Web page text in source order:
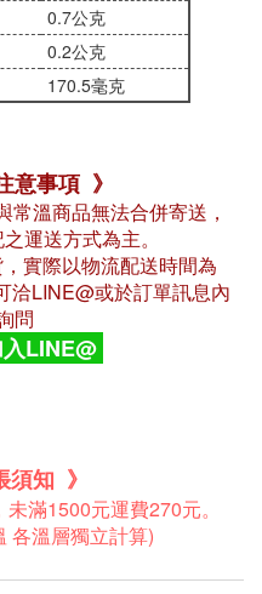
0.7公克
0.2公克
170.5毫克
意事項 》
溫商品無法合併寄送，
運送方式為主。
實際以物流配送時間為
洽LINE@或於訂單訊息內
問
LINE@
須知 》
滿1500元運費270元。
各溫層獨立計算)